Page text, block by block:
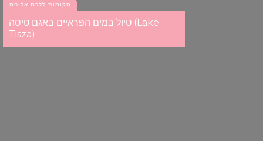
מקומות ללכת אליהם
טיול במים הפראיים באגם טיסה (Lake
Tisza)